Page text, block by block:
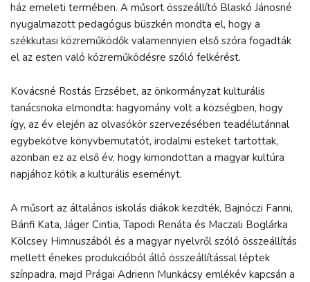
ház emeleti termében. A műsort összeállító Blaskó Jánosné
nyugalmazott pedagógus büszkén mondta el, hogy a
székkutasi közreműködők valamennyien első szóra fogadták
el az esten való közreműködésre szóló felkérést.
Kovácsné Rostás Erzsébet, az önkormányzat kulturális
tanácsnoka elmondta: hagyomány volt a községben, hogy
így, az év elején az olvasókör szervezésében teadélutánnal
egybekötve könyvbemutatót, irodalmi esteket tartottak,
azonban ez az első év, hogy kimondottan a magyar kultúra
napjához kötik a kulturális eseményt.
A műsort az általános iskolás diákok kezdték, Bajnóczi Fanni,
Bánfi Kata, Jáger Cintia, Tapodi Renáta és Maczali Boglárka
Kölcsey Himnuszából és a magyar nyelvről szóló összeállítás
mellett énekes produkcióból álló összeállítással léptek
színpadra, majd Prágai Adrienn Munkácsy emlékév kapcsán a